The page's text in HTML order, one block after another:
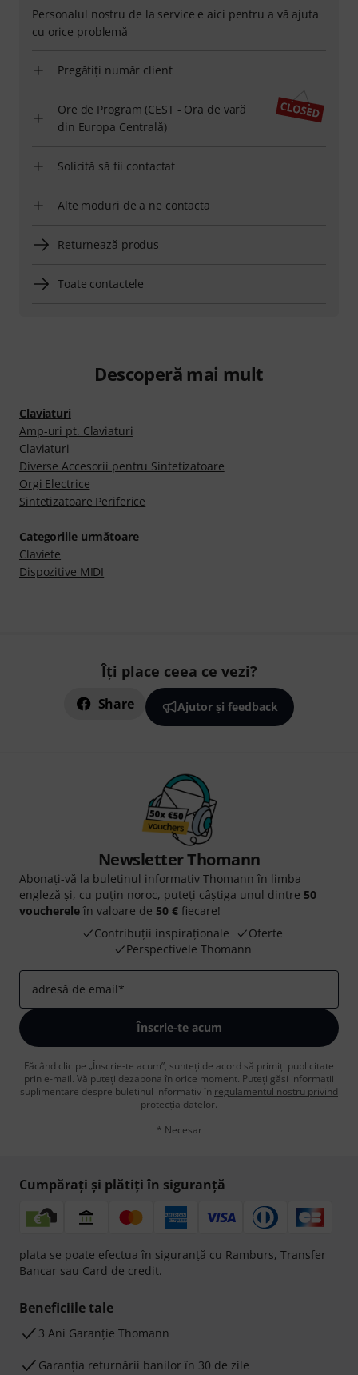
Personalul nostru de la service e aici pentru a vă ajuta
cu orice problemă
Pregătiți număr client
Ore de Program (CEST - Ora de vară
din Europa Centrală)
Solicită să fii contactat
Alte moduri de a ne contacta
Returnează produs
Toate contactele
Descoperă mai mult
Claviaturi
Amp-uri pt. Claviaturi
Claviaturi
Diverse Accesorii pentru Sintetizatoare
Orgi Electrice
Sintetizatoare Periferice
Categoriile următoare
Claviete
Dispozitive MIDI
Îți place ceea ce vezi?
Share Ajutor și feedback
Newsletter Thomann
Abonați-vă la buletinul informativ Thomann în limba
engleză și, cu puțin noroc, puteți câștiga unul dintre 50
voucherele în valoare de 50 € fiecare!
Contribuții inspiraționale
Oferte
Perspectivele Thomann
adresă de email*
Înscrie-te acum
Făcând clic pe „Înscrie-te acum”, sunteți de acord să primiți publicitate
prin e-mail. Vă puteți dezabona în orice moment. Puteți găsi informații
suplimentare despre buletinul informativ în regulamentul nostru privind
protecția datelor.
* Necesar
Cumpărați și plătiți în siguranță
plata se poate efectua în siguranță cu Ramburs, Transfer
Bancar sau Card de credit.
Beneficiile tale
3 Ani Garanție Thomann
Garanţia returnării banilor în 30 de zile